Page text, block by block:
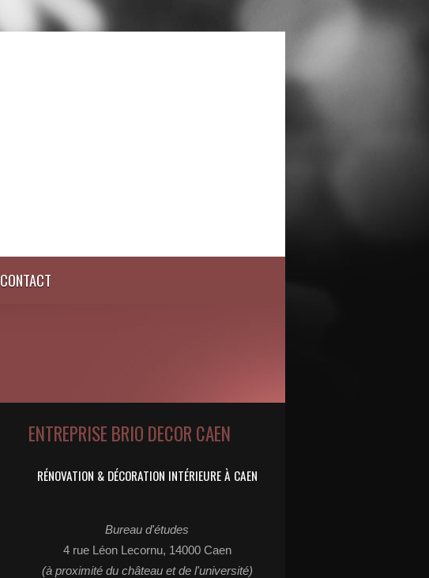
CONTACT
ENTREPRISE BRIO DECOR CAEN
RÉNOVATION & DÉCORATION INTÉRIEURE À CAEN
Bureau d'études
4 rue Léon Lecornu, 14000 Caen
(à proximité du château et de l'université)